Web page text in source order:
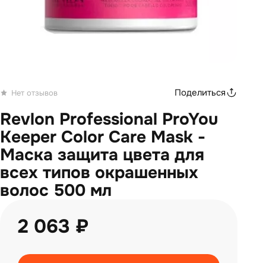
Нет отзывов Поделиться
Revlon Professional ProYou
Keeper Color Care Mask -
Маска защита цвета для
всех типов окрашенных
волос 500 мл
2 063 ₽